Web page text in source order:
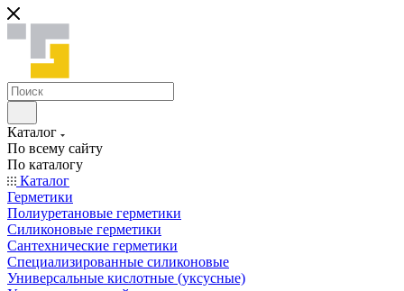
Каталог
По всему сайту
По каталогу
Каталог
Герметики
Полиуретановые герметики
Силиконовые герметики
Сантехнические герметики
Специализированные силиконовые
Универсальные кислотные (уксусные)